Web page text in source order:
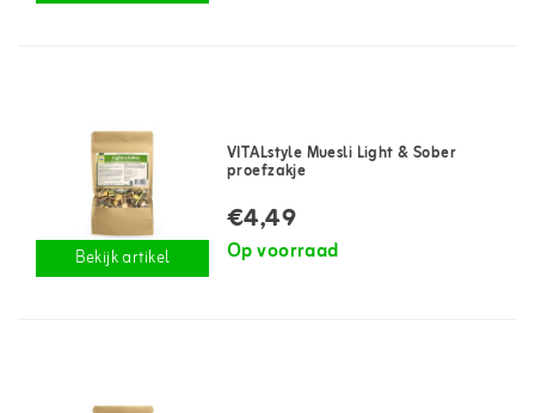
Bekijk artikel
VITALstyle Muesli Light & Sober
proefzakje
€4,49
Op voorraad